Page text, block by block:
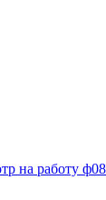
на работу